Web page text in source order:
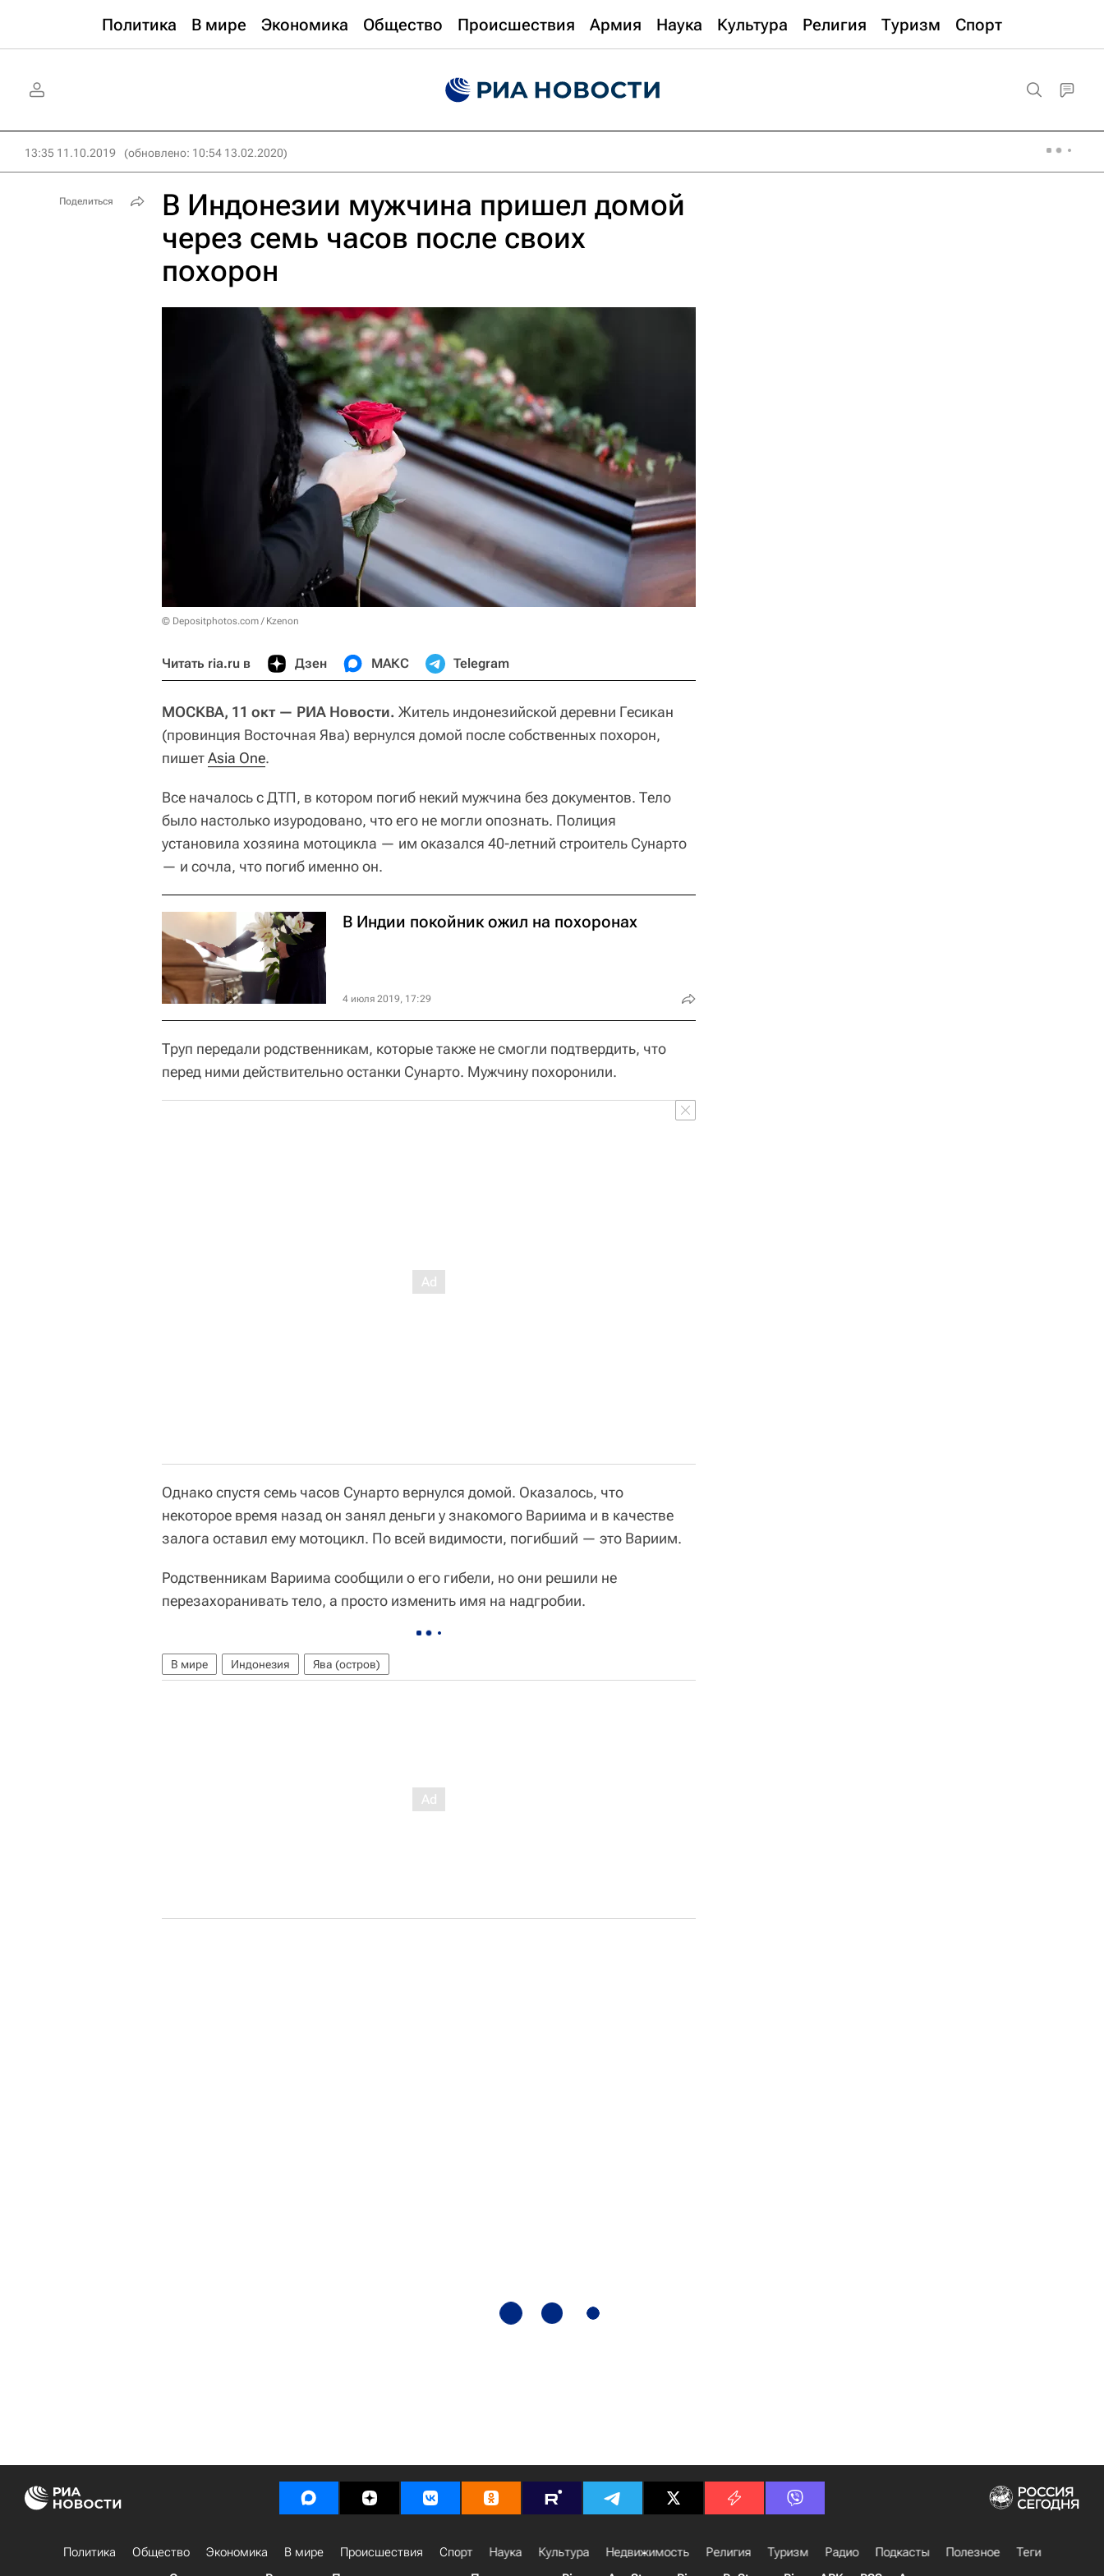
Политика В мире Экономика Общество Происшествия Армия Наука Культура Религия Туризм Спорт
13:35 11.10.2019 (обновлено: 10:54 13.02.2020)
В Индонезии мужчина пришел домой
через семь часов после своих
похорон
© Depositphotos.com / Kzenon
Читать ria.ru в Дзен МАКС Telegram
МОСКВА, 11 окт — РИА Новости. Житель индонезийской деревни Гесикан
(провинция Восточная Ява) вернулся домой после собственных похорон,
пишетAsia One.
Все началось с ДТП, в котором погиб некий мужчина без документов. Тело
было настолько изуродовано, что его не могли опознать. Полиция
установила хозяина мотоцикла — им оказался 40-летний строитель Сунарто
— и сочла, что погиб именно он.
В Индии покойник ожил на похоронах
4 июля 2019, 17:29
Труп передали родственникам, которые также не смогли подтвердить, что
перед ними действительно останки Сунарто. Мужчину похоронили.
Однако спустя семь часов Сунарто вернулся домой. Оказалось, что
некоторое время назад он занял деньги у знакомого Вариима и в качестве
залога оставил ему мотоцикл. По всей видимости, погибший — это Вариим.
Родственникам Вариима сообщили о его гибели, но они решили не
перезахоранивать тело, а просто изменить имя на надгробии.
В мире Индонезия Ява (остров)
Поделиться
Политика Общество Экономика В мире Происшествия Спорт Наука Культура Недвижимость Религия Туризм Радио Подкасты Полезное
Теги